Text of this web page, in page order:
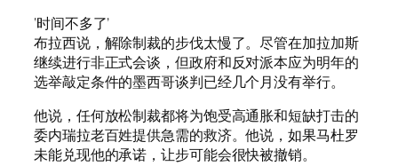
‘时间不多了’
布拉西说，解除制裁的步伐太慢了。尽管在加拉加斯
继续进行非正式会谈，但政府和反对派本应为明年的
选举敲定条件的墨西哥谈判已经几个月没有举行。
他说，任何放松制裁都将为饱受高通胀和短缺打击的
委内瑞拉老百姓提供急需的救济。他说，如果马杜罗
未能兑现他的承诺，让步可能会很快被撤销。